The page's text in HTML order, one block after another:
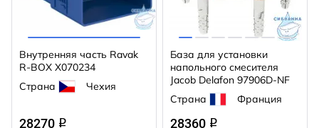
Внутренняя часть Ravak
R-BOX X070234
Страна
Чехия
28270 q
База для установки
напольного смесителя
Jacob Delafon 97906D-NF
Страна
Франция
28360 q